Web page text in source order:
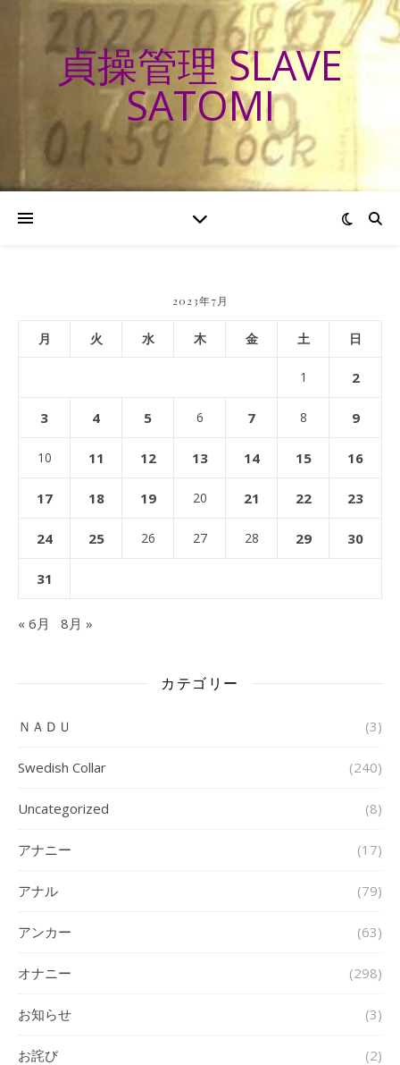
貞操管理 SLAVE
SATOMI
2023年7月
月 火 水 木 金 土 日
1 2
3 4 5 6 7 8 9
10 11 12 13 14 15 16
17 18 19 20 21 22 23
24 25 26 27 28 29 30
31
« 6月 8月 »
カテゴリー
ＮＡＤＵ (3)
Swedish Collar (240)
Uncategorized (8)
アナニー (17)
アナル (79)
アンカー (63)
オナニー (298)
お知らせ (3)
お詫び (2)